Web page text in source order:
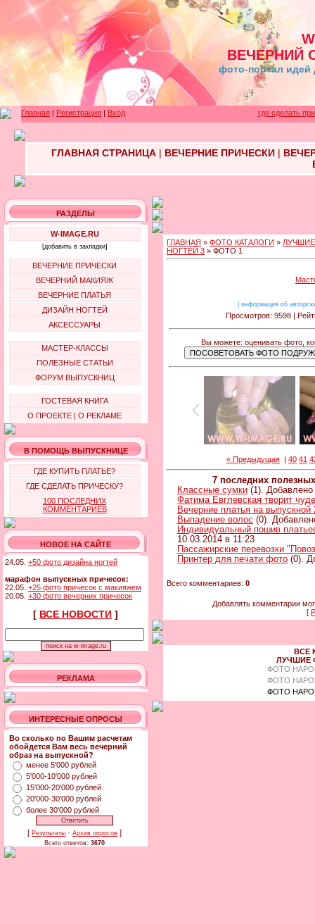
ВЕЧЕРНИЙ
фото-портал идей
Главная | Регистрация | Вход где сделать
ГЛАВНАЯ СТРАНИЦА| ВЕЧЕРНИЕ ПРИЧЕСКИ|
РАЗДЕЛЫ
W-IMAGE.RU
[добавить в закладки]
ВЕЧЕРНИЕ ПРИЧЕСКИ
ВЕЧЕРНИЙ МАКИЯЖ
ВЕЧЕРНИЕ ПЛАТЬЯ
ДИЗАЙН НОГТЕЙ
АКСЕССУАРЫ
МАСТЕР-КЛАССЫ
ПОЛЕЗНЫЕ СТАТЬИ
ФОРУМ ВЫПУСКНИЦ
ГОСТЕВАЯ КНИГА
О ПРОЕКТЕ | О РЕКЛАМЕ
В ПОМОЩЬ ВЫПУСКНИЦЕ
ГДЕ КУПИТЬ ПЛАТЬЕ?
ГДЕ СДЕЛАТЬ ПРИЧЕСКУ?
100 ПОСЛЕДНИХ
КОММЕНТАРИЕВ
НОВОЕ НА САЙТЕ
24.05. +50 фото дизайна ногтей
марафон выпускных причесок:
22.05. +25 фото причесок с макияжем
20.05. +30 фото вечерних причесок
[ ВСЕ НОВОСТИ ]
РЕКЛАМА
ИНТЕРЕСНЫЕ ОПРОСЫ
Во сколько по Вашим расчетам
обойдется Вам весь вечерний
образ на выпускной?
менее 5'000 рублей
5'000-10'000 рублей
15'000-20'000 рублей
20'000-30'000 рублей
более 30'000 рублей
[ Результаты · Архив опросов ]
Всего ответов: 3670
ГЛАВНАЯ » ФОТО КАТАЛОГИ »
НОГТЕЙ 3 » ФОТО 1
информация об
Просмотров: 9598 |
Вы можете: оценивать фото,
« Предыдущая | 40 41
7 последних
Классные сумки (1).
Фатима Евглевская творит
Вечерние платья на выпускной
Выпадение волос (0).
Индивидуальный пошив
10.03.2014 в 11:23
Пассажирские перевозки
Принтер для печати фото (0).
Всего комментариев: 0
Добавлять комментарии
[
ВСЕ
ЛУЧШИЕ
ФОТО
ФОТО
ФОТО